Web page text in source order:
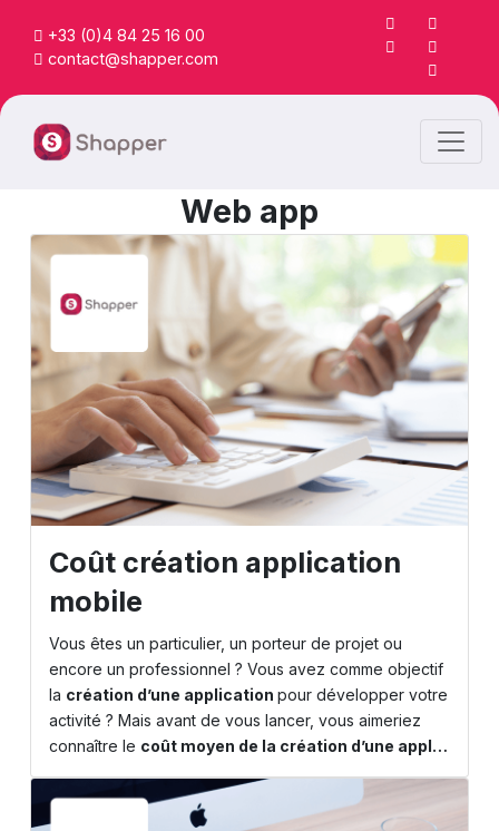
+33 (0)4 84 25 16 00
contact@shapper.com
Web app
Coût création application
mobile
Vous êtes un particulier, un porteur de projet ou
encore un professionnel ? Vous avez comme objectif
la création d’une application pour développer votre
activité ? Mais avant de vous lancer, vous aimeriez
connaître le coût moyen de la création d’une appl…